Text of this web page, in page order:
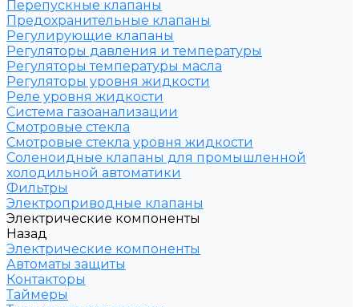
Перепускные клапаны
Предохранительные клапаны
Регулирующие клапаны
Регуляторы давления и температуры
Регуляторы температуры масла
Регуляторы уровня жидкости
Реле уровня жидкости
Система газоанализации
Смотровые стекла
Смотровые стекла уровня жидкости
Соленоидные клапаны для промышленной
холодильной автоматики
Фильтры
Электроприводные клапаны
Электрические компоненты
Назад
Электрические компоненты
Автоматы защиты
Контакторы
Таймеры